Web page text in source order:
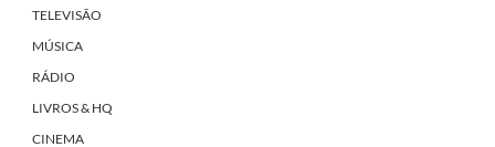
TELEVISÃO
MÚSICA
RÁDIO
LIVROS & HQ
CINEMA